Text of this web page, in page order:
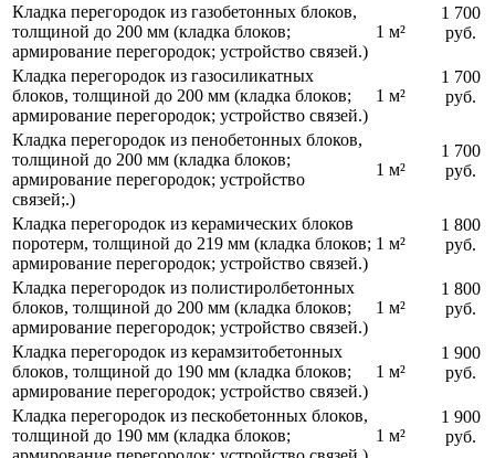
Кладка перегородок из газобетонных блоков,
толщиной до 200 мм (кладка блоков;
армирование перегородок; устройство связей.)
1 м²
1 700
руб.
Кладка перегородок из газосиликатных
блоков, толщиной до 200 мм (кладка блоков;
армирование перегородок; устройство связей.)
1 м²
1 700
руб.
Кладка перегородок из пенобетонных блоков,
толщиной до 200 мм (кладка блоков;
армирование перегородок; устройство
связей;.)
1 м²
1 700
руб.
Кладка перегородок из керамических блоков
поротерм, толщиной до 219 мм (кладка блоков;
армирование перегородок; устройство связей.)
1 м²
1 800
руб.
Кладка перегородок из полистиролбетонных
блоков, толщиной до 200 мм (кладка блоков;
армирование перегородок; устройство связей.)
1 м²
1 800
руб.
Кладка перегородок из керамзитобетонных
блоков, толщиной до 190 мм (кладка блоков;
армирование перегородок; устройство связей.)
1 м²
1 900
руб.
Кладка перегородок из пескобетонных блоков,
толщиной до 190 мм (кладка блоков;
1 м²
1 900
руб.